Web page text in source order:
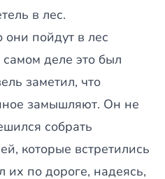
в лес.
пойдут в лес
деле это был
заметил, что
замышляют. Он не
собрать
которые встретились
их по дороге, надеясь,